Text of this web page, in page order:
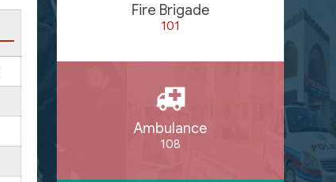
Fire Brigade
101
Ambulance
108